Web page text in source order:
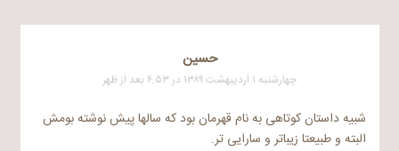
حسین
چهارشنبه ۱ اردیبهشت ۱۳۸۹ در ۶:۵۳ بعد از ظهر
شبیه داستان کوتاهی به نام قهرمان بود که سالها پیش نوشته بومش
البته و طبیعتا زیباتر و سارایی تر.